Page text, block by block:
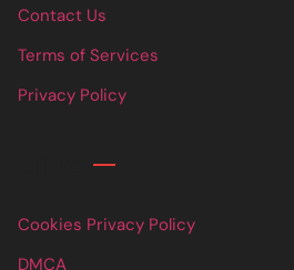
Contact Us
Terms of Services
Privacy Policy
Cookies Privacy Policy
DMCA